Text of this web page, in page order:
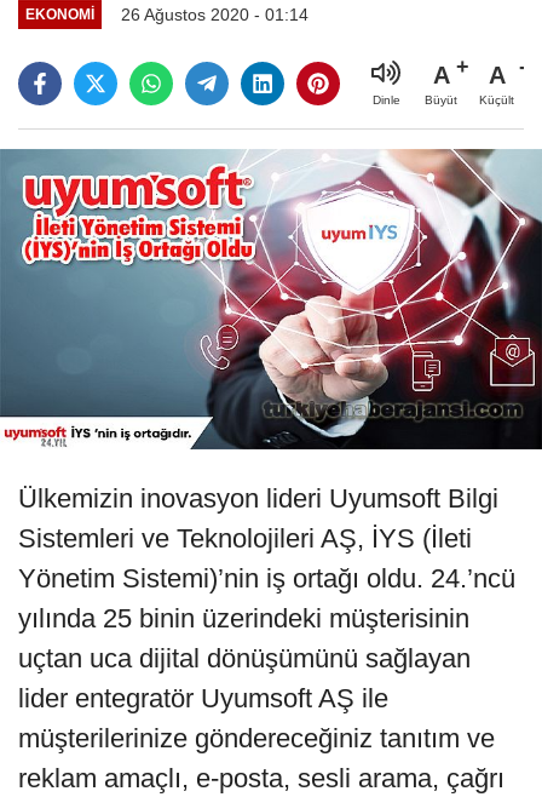
EKONOMI 26 Ağustos 2020 - 01:14
Dinle
A
Büyüt
A
Küçült
Ülkemizin inovasyon lideri Uyumsoft Bilgi
Sistemleri ve Teknolojileri AŞ, İYS (İleti
Yönetim Sistemi)’nin iş ortağı oldu. 24.’ncü
yılında 25 binin üzerindeki müşterisinin
uçtan uca dijital dönüşümünü sağlayan
lider entegratör Uyumsoft AŞ ile
müşterilerinize göndereceğiniz tanıtım ve
reklam amaçlı, e-posta, sesli arama, çağrı